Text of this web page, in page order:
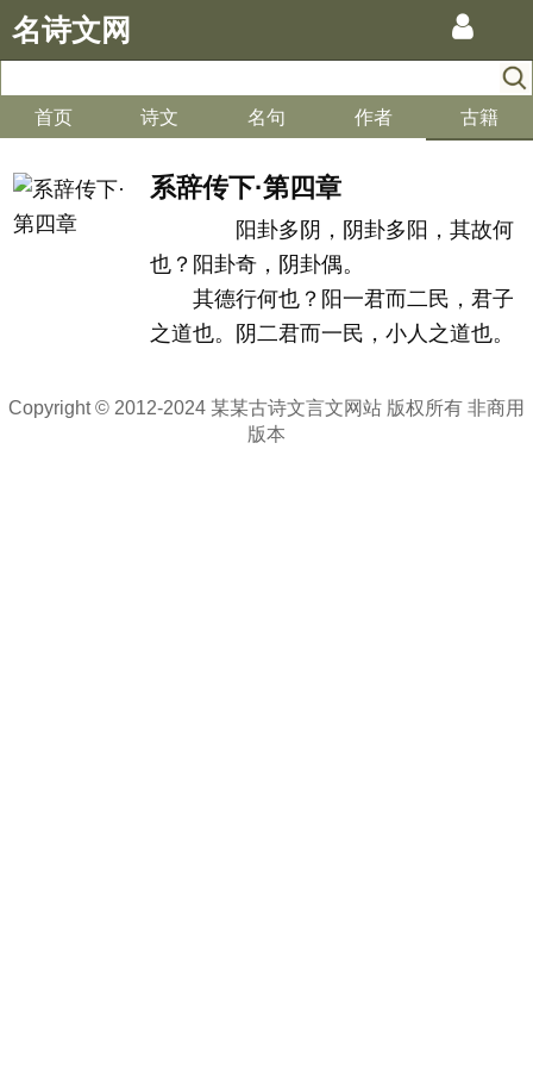
名诗文网
首页 诗文 名句 作者 古籍
系辞传下·第四章
阳卦多阴，阴卦多阳，其故何
也？阳卦奇，阴卦偶。
其德行何也？阳一君而二民，君子
之道也。阴二君而一民，小人之道也。
Copyright © 2012-2024 某某古诗文言文网站 版权所有 非商用
版本